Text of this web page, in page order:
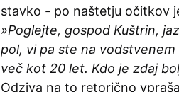
stavko - po naštetju očitkov
»Poglejte, gospod Kuštrin,
pol, vi pa ste na
več kot 20 let. Kdo je zdaj
Odziva na to retorično